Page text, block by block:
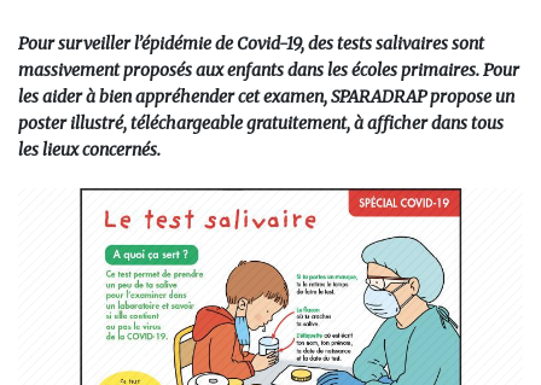
Pour surveiller l’épidémie de Covid-19, des tests salivaires sont
massivement proposés aux enfants dans les écoles primaires. Pour
les aider à bien appréhender cet examen, SPARADRAP propose un
poster illustré, téléchargeable gratuitement, à afficher dans tous
les lieux concernés.